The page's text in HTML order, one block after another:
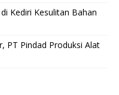
Kediri Kesulitan Bahan
PT Pindad Produksi Alat